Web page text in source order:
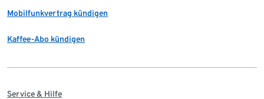
Mobilfunkvertrag kündigen
Kaffee-Abo kündigen
Service & Hilfe